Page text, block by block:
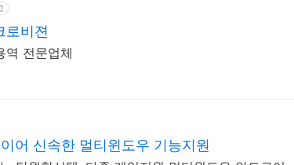
로비젼
역 전문업체
어 신속한 멀티윈도우 기능지원